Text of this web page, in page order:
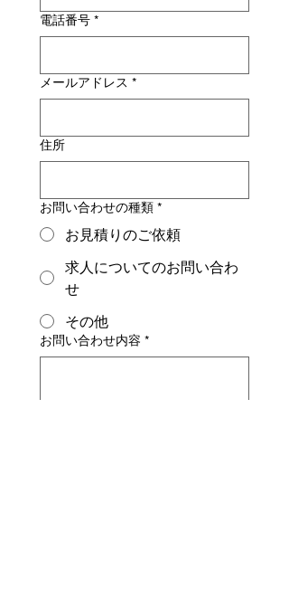
電話番号 *
メールアドレス *
住所
お問い合わせの種類 *
お見積りのご依頼
求人についてのお問い合わ
せ
その他
お問い合わせ内容 *